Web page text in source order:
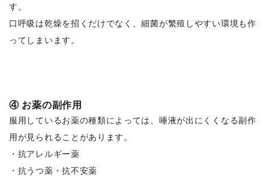
す。
口呼吸は乾燥を招くだけでなく、細菌が繁殖しやすい環境も作
ってしまいます。
④ お薬の副作用
服用しているお薬の種類によっては、唾液が出にくくなる副作
用が見られることがあります。
・抗アレルギー薬
・抗うつ薬・抗不安薬